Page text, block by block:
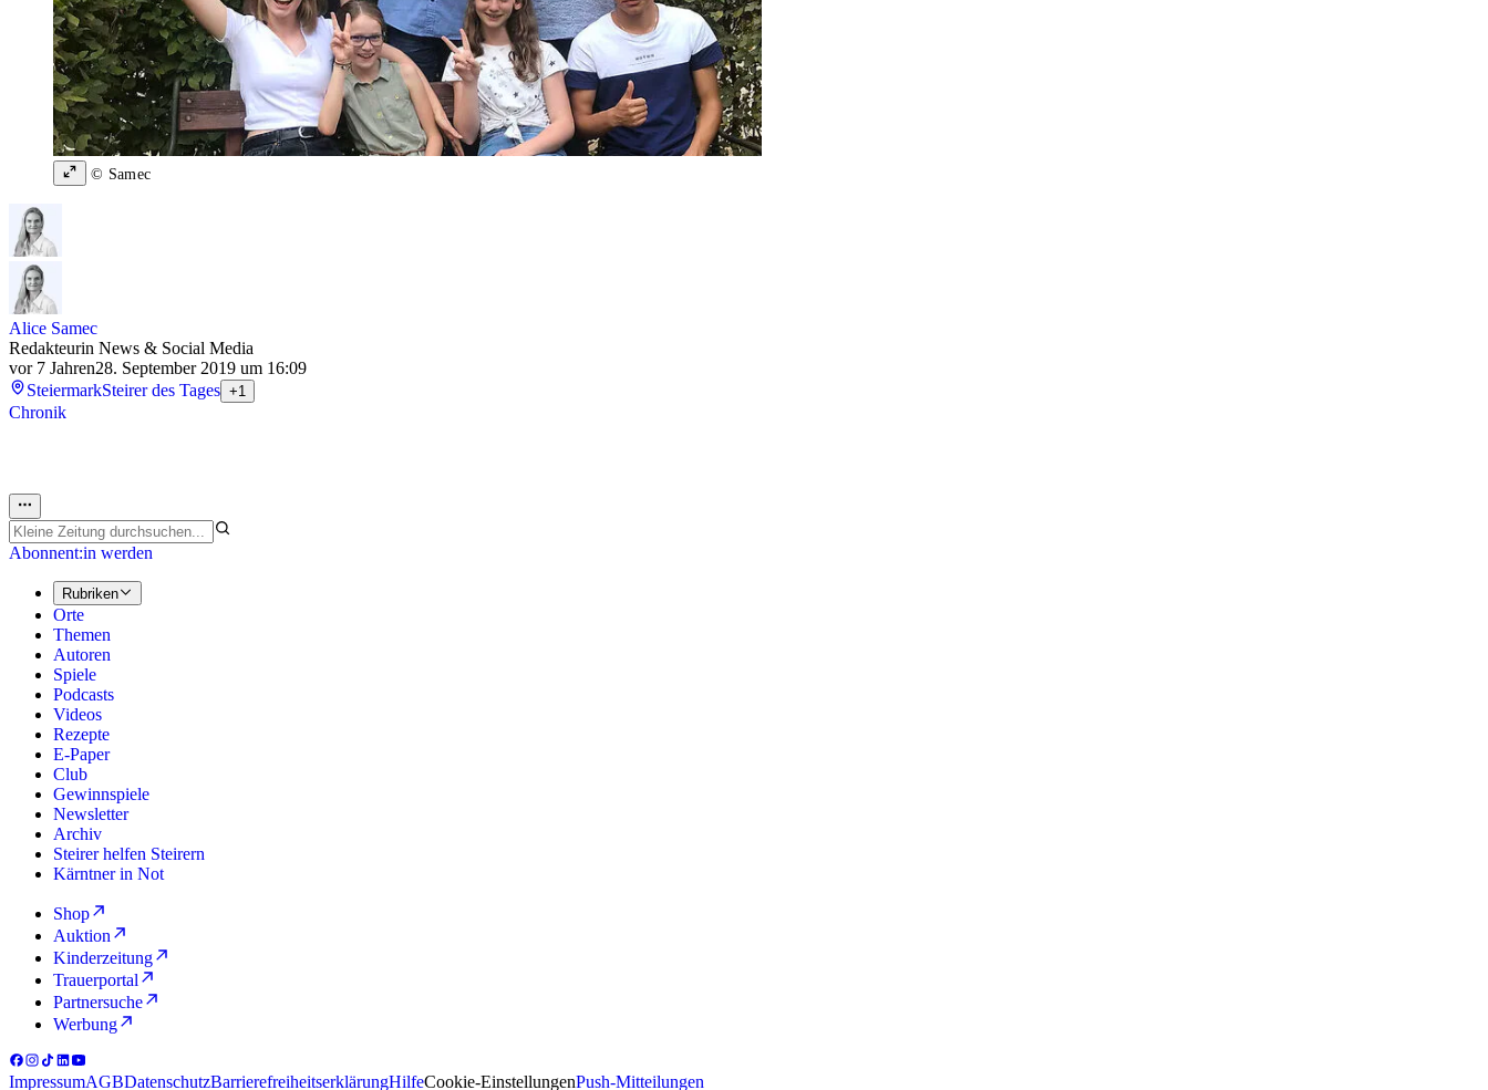
© Samec
Alice Samec
Redakteurin News & Social Media
vor 7 Jahren28. September 2019 um 16:09
SteiermarkSteirer des Tages +1
Chronik
Abonnent:in werden
Rubriken
Orte
Themen
Autoren
Spiele
Podcasts
Videos
Rezepte
E-Paper
Club
Gewinnspiele
Newsletter
Archiv
Steirer helfen Steirern
Kärntner in Not
Shop
Auktion
Kinderzeitung
Trauerportal
Partnersuche
Werbung
ImpressumAGBDatenschutzBarrierefreiheitserklärungHilfeCookie-EinstellungenPush-Mitteilungen